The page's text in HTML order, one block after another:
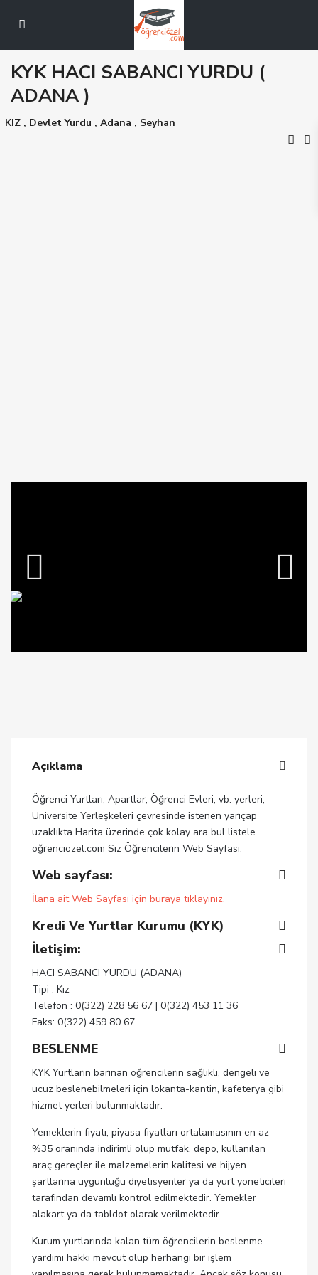
KYK HACI SABANCI YURDU (
ADANA )
KIZ , Devlet Yurdu , Adana , Seyhan
Açıklama
Öğrenci Yurtları, Apartlar, Öğrenci Evleri, vb. yerleri,
Üniversite Yerleşkeleri çevresinde istenen yarıçap
uzaklıkta Harita üzerinde çok kolay ara bul listele.
öğrenciözel.com Siz Öğrencilerin Web Sayfası.
Web sayfası:
İlana ait Web Sayfası için buraya tıklayınız.
Kredi Ve Yurtlar Kurumu (KYK)
İletişim:
HACI SABANCI YURDU (ADANA)
Tipi : Kız
Telefon : 0(322) 228 56 67 | 0(322) 453 11 36
Faks: 0(322) 459 80 67
BESLENME
KYK Yurtların barınan öğrencilerin sağlıklı, dengeli ve
ucuz beslenebilmeleri için lokanta-kantin, kafeterya gibi
hizmet yerleri bulunmaktadır.
Yemeklerin fiyatı, piyasa fiyatları ortalamasının en az
%35 oranında indirimli olup mutfak, depo, kullanılan
araç gereçler ile malzemelerin kalitesi ve hijyen
şartlarına uygunluğu diyetisyenler ya da yurt yöneticileri
tarafından devamlı kontrol edilmektedir. Yemekler
alakart ya da tabldot olarak verilmektedir.
Kurum yurtlarında kalan tüm öğrencilerin beslenme
yardımı hakkı mevcut olup herhangi bir işlem